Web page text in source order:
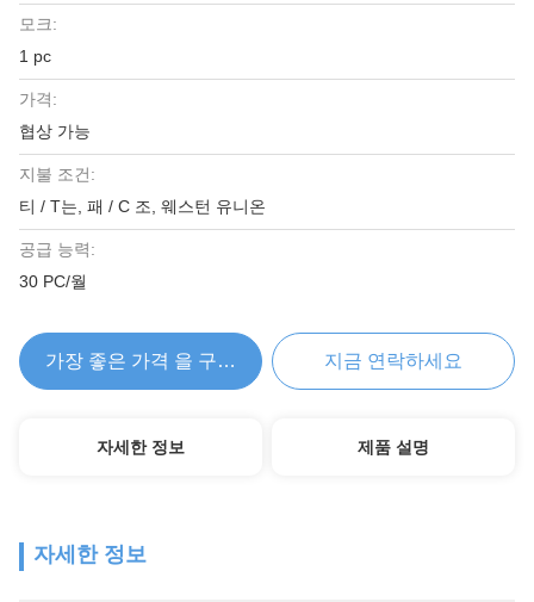
모크:
1 pc
가격:
협상 가능
지불 조건:
티 / T는, 패 / C 조, 웨스턴 유니온
공급 능력:
30 PC/월
가장 좋은 가격 을 구하라 지금 연락하세요
자세한 정보 제품 설명
자세한 정보